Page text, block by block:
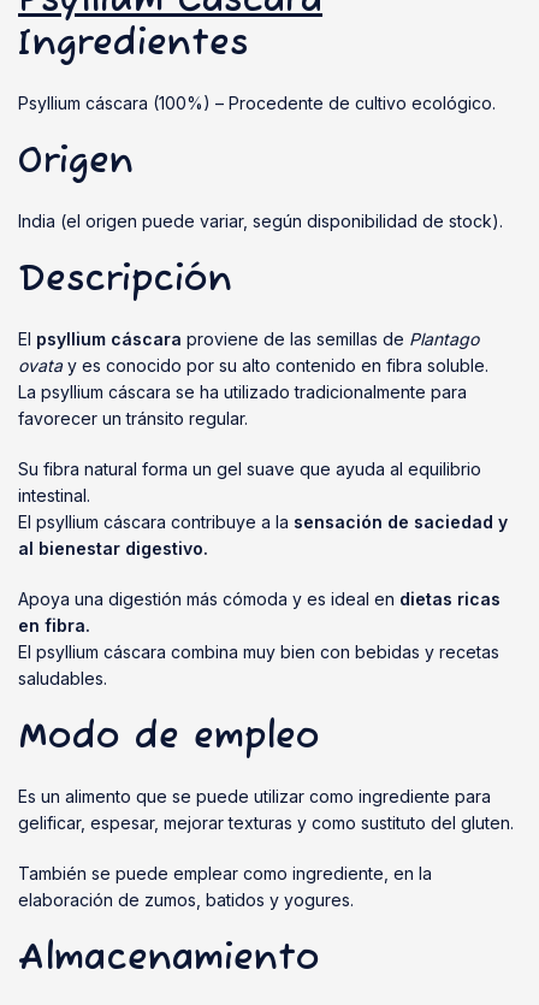
Ingredientes
Psyllium cáscara (100%) – Procedente de cultivo ecológico.
Origen
India (el origen puede variar, según disponibilidad de stock).
Descripción
El psyllium cáscara proviene de las semillas de Plantago
ovatay es conocido por su alto contenido en fibra soluble.
La psyllium cáscara se ha utilizado tradicionalmente para
favorecer un tránsito regular.
Su fibra natural forma un gel suave que ayuda al equilibrio
intestinal.
El psyllium cáscara contribuye a la sensación de saciedad y
al bienestar digestivo.
Apoya una digestión más cómoda y es ideal en dietas ricas
en fibra.
El psyllium cáscara combina muy bien con bebidas y recetas
saludables.
Modo de empleo
Es un alimento que se puede utilizar como ingrediente para
gelificar, espesar, mejorar texturas y como sustituto del gluten.
También se puede emplear como ingrediente, en la
elaboración de zumos, batidos y yogures.
Almacenamiento